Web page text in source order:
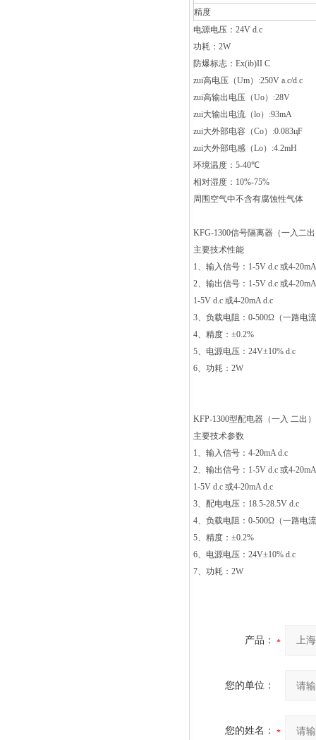
精度
电源电压： 24V d.c
功耗： 2W
防爆标志： Ex(ib)II C
zui高电压（Um） :250V a.c/d.c
zui高输出电压（Uo） :28V
zui大输出电流（lo） :93mA
zui大外部电容（Co） :0.083цF
zui大外部电感（Lo） :4.2mH
环境温度： 5-40℃
相对湿度： 10%-75%
周围空气中不含有腐蚀性气体
KFG-1300信号隔离器（一入二
主要技术性能
1、输入信号： 1-5V d.c 或4-
2、输出信号： 1-5V d.c 或4-
1-5V d.c 或4-20mA d.c
3、负载电阻： 0-500Ω （一路电
4、精度： ±0.2%
5、电源电压： 24V±10% d.c
6、功耗： 2W
KFP-1300型配电器（一入 二出）
主要技术参数
1、输入信号： 4-20mA d.c
2、输出信号： 1-5V d.c 或4-
1-5V d.c 或4-20mA d.c
3、配电电压： 18.5-28.5V d.c
4、负载电阻： 0-500Ω （一路电
5、精度： ±0.2%
6、电源电压： 24V±10% d.c
7、功耗： 2W
产品：
您的单位：
您的姓名：